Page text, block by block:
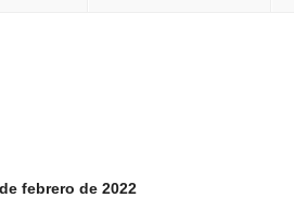
febrero de 2022